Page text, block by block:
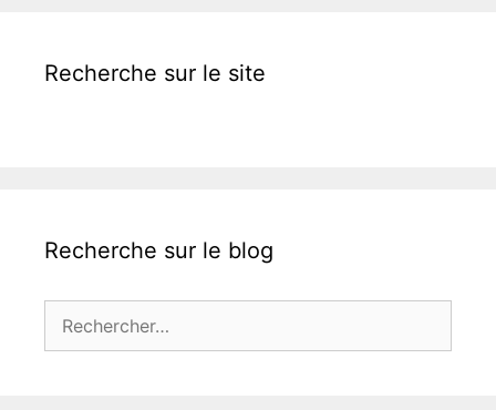
Recherche sur le site
Recherche sur le blog